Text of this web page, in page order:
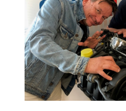
Formula
E
-
luokan
kiinnostavuus